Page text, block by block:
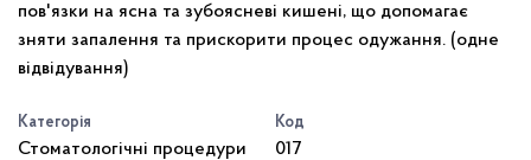
пов'язки на ясна та зубоясневі кишені, що допомагає
зняти запалення та прискорити процес одужання. (одне
відвідування)
Категорія
Стоматологічні процедури
Код
017